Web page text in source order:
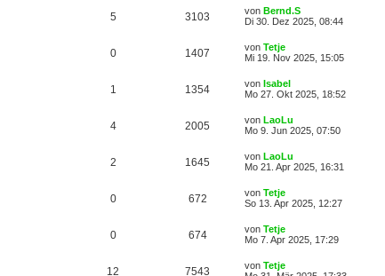
5 3103 von Bernd.S
Di 30. Dez 2025, 08:44
0 1407 von Tetje
Mi 19. Nov 2025, 15:05
1 1354 von Isabel
Mo 27. Okt 2025, 18:52
4 2005 von LaoLu
Mo 9. Jun 2025, 07:50
2 1645 von LaoLu
Mo 21. Apr 2025, 16:31
0 672 von Tetje
So 13. Apr 2025, 12:27
0 674 von Tetje
Mo 7. Apr 2025, 17:29
12 7543 von Tetje